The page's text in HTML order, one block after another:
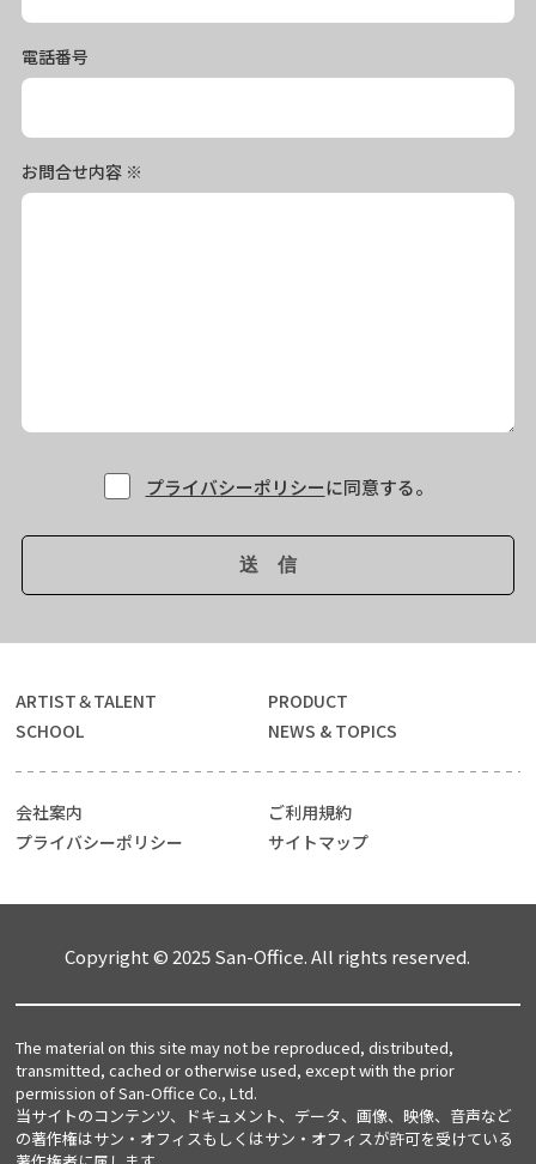
電話番号
お問合せ内容 ※
プライバシーポリシーに同意する。
ARTIST＆TALENT
PRODUCT
SCHOOL
NEWS & TOPICS
会社案内
ご利用規約
プライバシーポリシー
サイトマップ
Copyright © 2025 San-Office. All rights reserved.
The material on this site may not be reproduced, distributed,
transmitted, cached or otherwise used, except with the prior
permission of San-Office Co., Ltd.
当サイトのコンテンツ、ドキュメント、データ、画像、映像、音声など
の著作権はサン・オフィスもしくはサン・オフィスが許可を受けている